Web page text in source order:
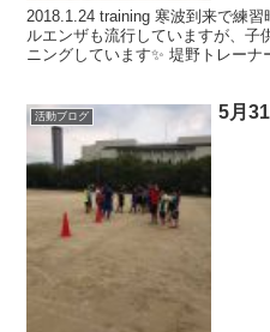
2018.1.24 training 寒波到来で練
ルエンザも流行していますが、子
ニングしています✨ 堤野トレーナ
活動ブログ 5月31